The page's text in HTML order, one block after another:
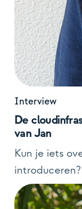
Interview
De
van Jan
Kun je iets